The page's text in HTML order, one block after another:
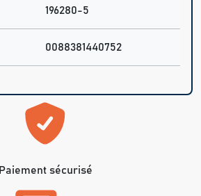
196280-5
0088381440752
Paiement sécurisé